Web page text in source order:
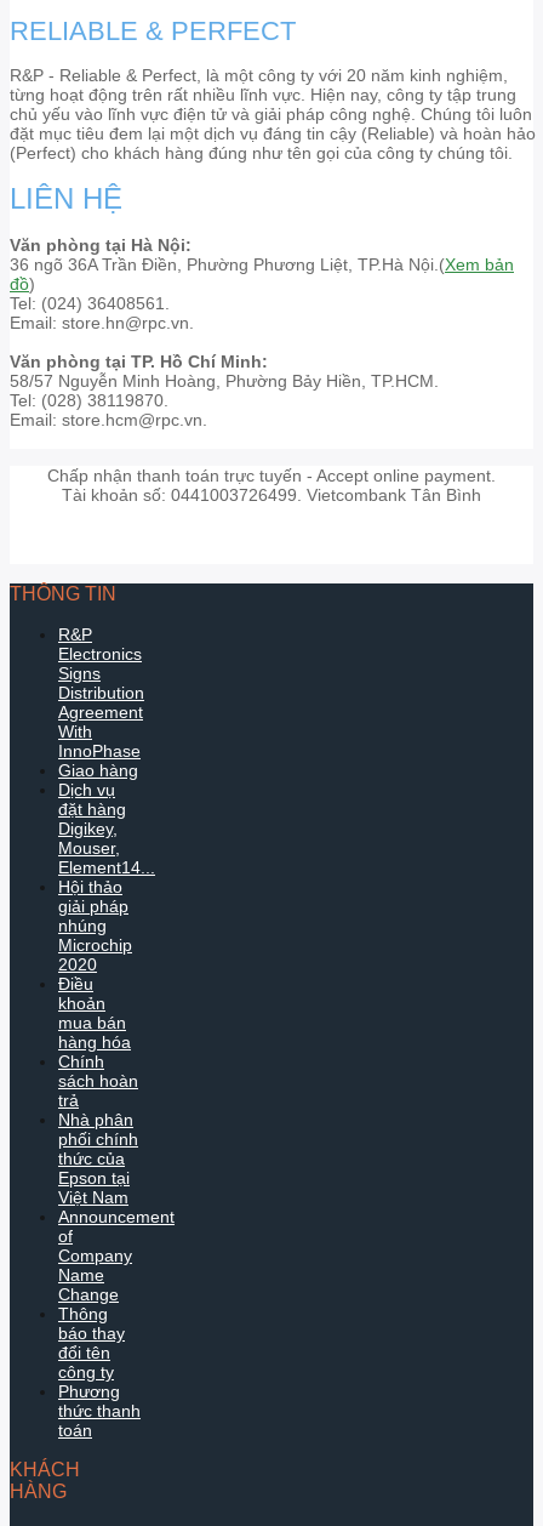
RELIABLE & PERFECT
R&P - Reliable & Perfect, là một công ty với 20 năm kinh nghiệm,
từng hoạt động trên rất nhiều lĩnh vực. Hiện nay, công ty tập trung
chủ yếu vào lĩnh vực điện tử và giải pháp công nghệ. Chúng tôi luôn
đặt mục tiêu đem lại một dịch vụ đáng tin cậy (Reliable) và hoàn hảo
(Perfect) cho khách hàng đúng như tên gọi của công ty chúng tôi.
LIÊN HỆ
Văn phòng tại Hà Nội:
36 ngõ 36A Trần Điền, Phường Phương Liệt, TP.Hà Nội.(Xem bản
đồ)
Tel: (024) 36408561.
Email: store.hn@rpc.vn.
Văn phòng tại TP. Hồ Chí Minh:
58/57 Nguyễn Minh Hoàng, Phường Bảy Hiền, TP.HCM.
Tel: (028) 38119870.
Email: store.hcm@rpc.vn.
Chấp nhận thanh toán trực tuyến - Accept online payment.
Tài khoản số: 0441003726499. Vietcombank Tân Bình
THÔNG TIN
R&P
Electronics
Signs
Distribution
Agreement
With
InnoPhase
Giao hàng
Dịch vụ
đặt hàng
Digikey,
Mouser,
Element14...
Hội thảo
giải pháp
nhúng
Microchip
2020
Điều
khoản
mua bán
hàng hóa
Chính
sách hoàn
trả
Nhà phân
phối chính
thức của
Epson tại
Việt Nam
Announcement
of
Company
Name
Change
Thông
báo thay
đổi tên
công ty
Phương
thức thanh
toán
KHÁCH
HÀNG